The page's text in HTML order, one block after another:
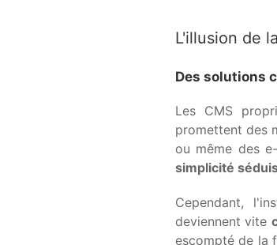
L'illusion de
Des solutions
Les CMS
promettent des
ou même des
simplicité
Cependant,
deviennent vite
escompté de la